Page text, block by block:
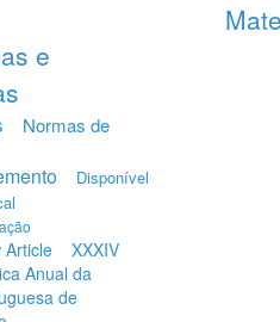
e
Normas de
Disponível
Article
XXXIV
Anual da
de